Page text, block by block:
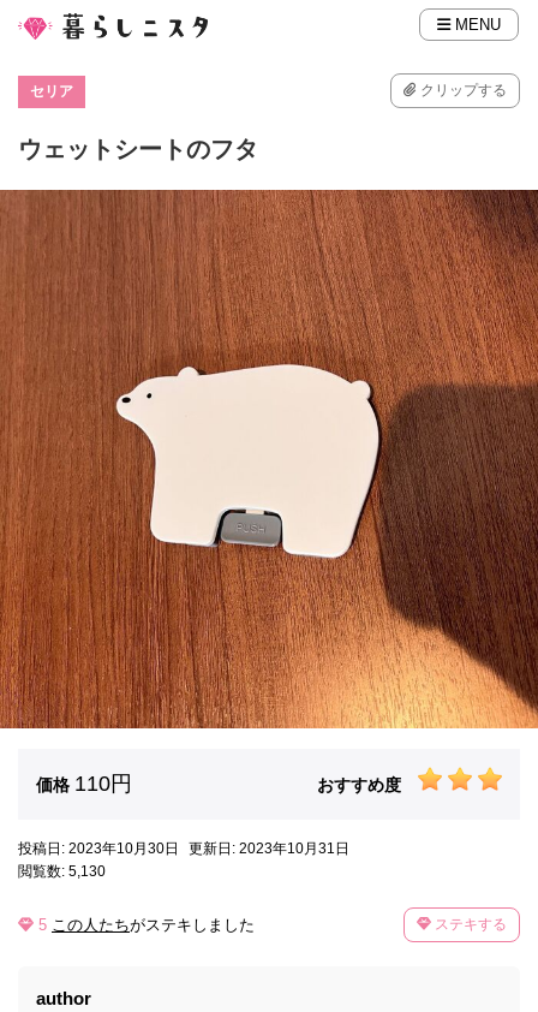
MENU
セリア クリップする
ウェットシートのフタ
価格 110円 おすすめ度
投稿日: 2023年10月30日
更新日: 2023年10月31日
閲覧数: 5,130
5 この人たちがステキしました ステキする
author